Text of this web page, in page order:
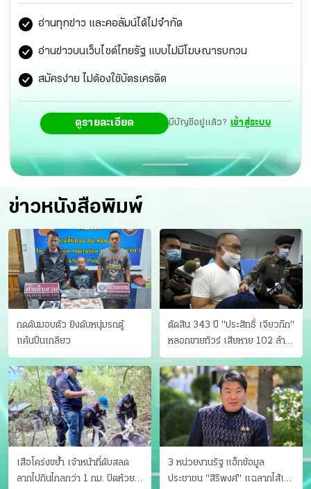
อ่านทุกข่าว และคอลัมน์ได้ไม่จำกัด
อ่านข่าวบนเว็บไซต์ไทยรัฐ แบบไม่มีโฆษณารบกวน
สมัครง่าย ไม่ต้องใช้บัตรเครดิต
ดูรายละเอียด มีบัญชีอยู่แล้ว? เข้าสู่ระบบ
ข่าวหนังสือพิมพ์
กดดันมอบตัว ยิงดับหนุ่มรถตู้
แค้นปีนเกลียว
ตัดสิน 343 ปี "ประสิทธิ์ เจียวก๊ก"
หลอกขายทัวร์ เสียหาย 102 ล้าน
มีเหยื่อ 173 คน
เสือโคร่งขย้ำ เจ้าหน้าที่ดับสลด
ลากไปกินไกลกว่า 1 กม. ปิดห้วย
3 หน่วยงานรัฐ แฮ็กข้อมูล
ประชาชน "สิริพงศ์" แฉลากไส้เอง